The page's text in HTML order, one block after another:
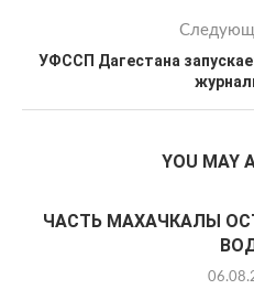
УФССП Дагестана
YOU MAY
ЧАСТЬ МАХАЧКАЛЫ